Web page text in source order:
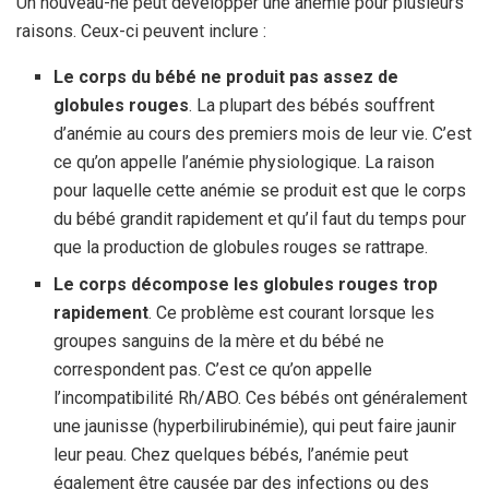
raisons. Ceux-ci peuvent inclure :
Le corps du bébé ne produit pas assez de
globules rouges. La plupart des bébés souffrent
d’anémie au cours des premiers mois de leur vie. C’est
ce qu’on appelle l’anémie physiologique. La raison
pour laquelle cette anémie se produit est que le corps
du bébé grandit rapidement et qu’il faut du temps pour
que la production de globules rouges se rattrape.
Le corps décompose les globules rouges trop
rapidement. Ce problème est courant lorsque les
groupes sanguins de la mère et du bébé ne
correspondent pas. C’est ce qu’on appelle
l’incompatibilité Rh/ABO. Ces bébés ont généralement
une jaunisse (hyperbilirubinémie), qui peut faire jaunir
leur peau. Chez quelques bébés, l’anémie peut
également être causée par des infections ou des